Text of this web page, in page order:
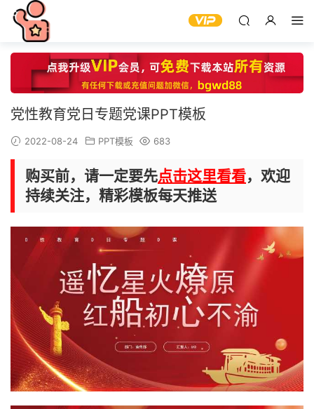
党性教育党日专题党课PPT模板
2022-08-24 PPT模板 683
购买前，请一定要先点击这里看看，欢迎
持续关注，精彩模板每天推送